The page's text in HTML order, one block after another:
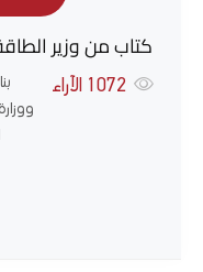
كتاب من وزير
الآراء